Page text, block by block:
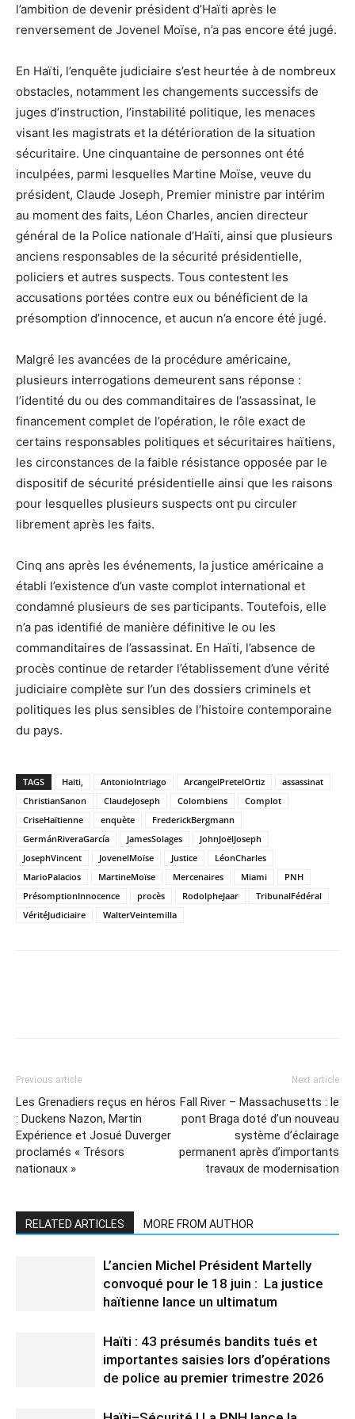
l’ambition de devenir président d’Haïti après le
renversement de Jovenel Moïse, n’a pas encore été jugé.
En Haïti, l’enquête judiciaire s’est heurtée à de nombreux
obstacles, notamment les changements successifs de
juges d’instruction, l’instabilité politique, les menaces
visant les magistrats et la détérioration de la situation
sécuritaire. Une cinquantaine de personnes ont été
inculpées, parmi lesquelles Martine Moïse, veuve du
président, Claude Joseph, Premier ministre par intérim
au moment des faits, Léon Charles, ancien directeur
général de la Police nationale d’Haïti, ainsi que plusieurs
anciens responsables de la sécurité présidentielle,
policiers et autres suspects. Tous contestent les
accusations portées contre eux ou bénéficient de la
présomption d’innocence, et aucun n’a encore été jugé.
Malgré les avancées de la procédure américaine,
plusieurs interrogations demeurent sans réponse :
l’identité du ou des commanditaires de l’assassinat, le
financement complet de l’opération, le rôle exact de
certains responsables politiques et sécuritaires haïtiens,
les circonstances de la faible résistance opposée par le
dispositif de sécurité présidentielle ainsi que les raisons
pour lesquelles plusieurs suspects ont pu circuler
librement après les faits.
Cinq ans après les événements, la justice américaine a
établi l’existence d’un vaste complot international et
condamné plusieurs de ses participants. Toutefois, elle
n’a pas identifié de manière définitive le ou les
commanditaires de l’assassinat. En Haïti, l’absence de
procès continue de retarder l’établissement d’une vérité
judiciaire complète sur l’un des dossiers criminels et
politiques les plus sensibles de l’histoire contemporaine
du pays.
TAGS Haiti, AntonioIntriago ArcangelPretelOrtiz
assassinat
ChristianSanon
ClaudeJoseph Colombiens
Complot
CriseHaïtienne
enquète
FrederickBergmann
GermánRiveraGarcía
JamesSolages
JohnJoëlJoseph
JosephVincent
JovenelMoïse Justice
LéonCharles
MarioPalacios
MartineMoïse Mercenaires Miami
PNH
PrésomptionInnocence
procès RodolpheJaar
TribunalFédéral
VéritéJudiciaire
WalterVeintemilla
Previous article
Les Grenadiers reçus en héros
: Duckens Nazon, Martin
Expérience et Josué Duverger
proclamés « Trésors
nationaux »
Next article
Fall River – Massachusetts : le
pont Braga doté d’un nouveau
système d’éclairage
permanent après d’importants
travaux de modernisation
RELATED ARTICLES MORE FROM AUTHOR
L’ancien Michel Président Martelly
convoqué pour le 18 juin : La justice
haïtienne lance un ultimatum
Haïti : 43 présumés bandits tués et
importantes saisies lors d’opérations
de police au premier trimestre 2026